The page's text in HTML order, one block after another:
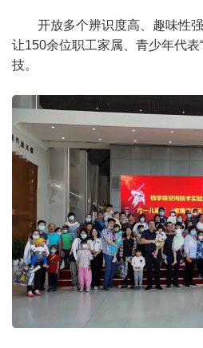
开放多个辨识度高、趣味性
让150余位职工家属、青少年代表
技。